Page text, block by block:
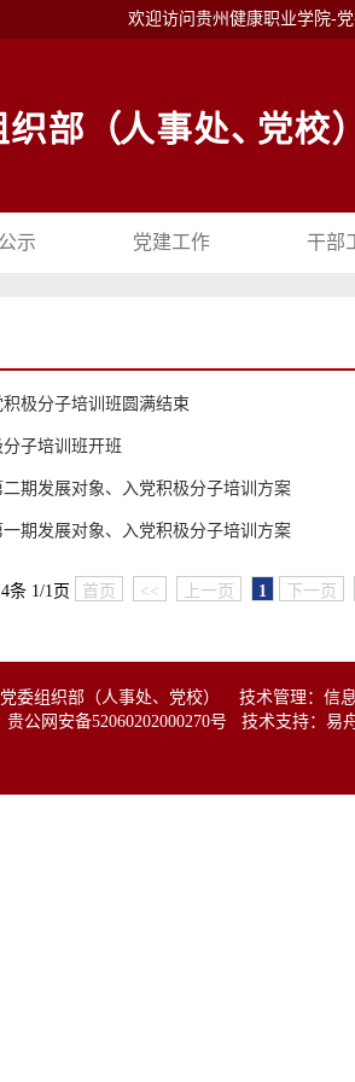
欢迎访问贵州健康职业学院-
示 党建工作 干部
极分子培训班圆满结束
子培训班开班
期发展对象、入党积极分子培训方案
期发展对象、入党积极分子培训方案
4条 1/1页 首页 << 上一页 1 下一页
委组织部（人事处、党校） 技术管理：信
公网安备52060202000270号 技术支持： 易